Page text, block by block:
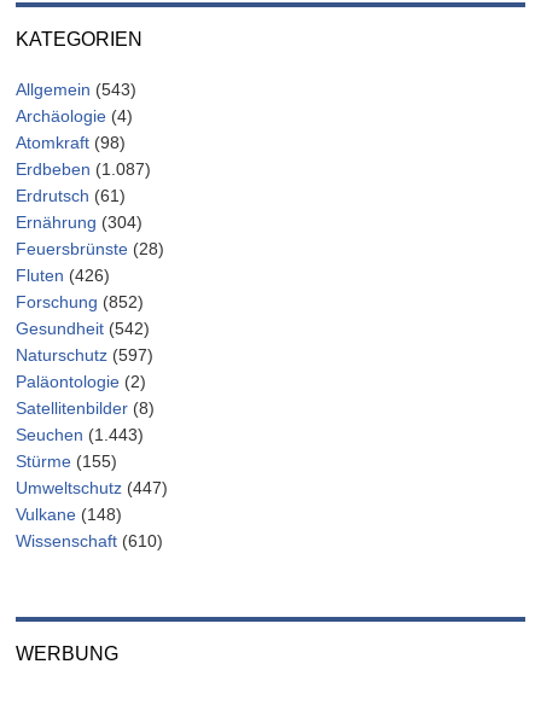
KATEGORIEN
Allgemein (543)
Archäologie (4)
Atomkraft (98)
Erdbeben (1.087)
Erdrutsch (61)
Ernährung (304)
Feuersbrünste (28)
Fluten (426)
Forschung (852)
Gesundheit (542)
Naturschutz (597)
Paläontologie (2)
Satellitenbilder (8)
Seuchen (1.443)
Stürme (155)
Umweltschutz (447)
Vulkane (148)
Wissenschaft (610)
WERBUNG